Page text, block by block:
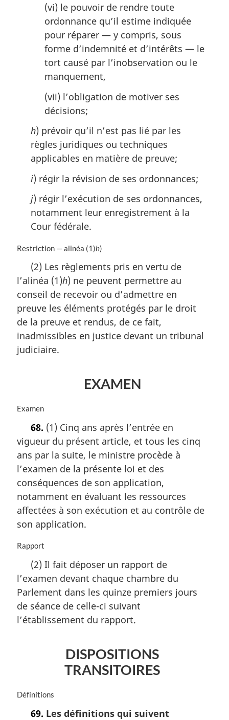
(vi) le pouvoir de rendre toute
ordonnance qu’il estime indiquée
pour réparer — y compris, sous
forme d’indemnité et d’intérêts — le
tort causé par l’inobservation ou le
manquement,
(vii) l’obligation de motiver ses
décisions;
h) prévoir qu’il n’est pas lié par les
règles juridiques ou techniques
applicables en matière de preuve;
i) régir la révision de ses ordonnances;
j) régir l’exécution de ses ordonnances,
notamment leur enregistrement à la
Cour fédérale.
N
e
m
r
g
i
n
a
Restriction — alinéa (1)h)
(2) Les règlements pris en vertu de
l’alinéa (1)h) ne peuvent permettre au
conseil de recevoir ou d’admettre en
preuve les éléments protégés par le droit
de la preuve et rendus, de ce fait,
inadmissibles en justice devant un tribunal
judiciaire.
EXAMEN
N
e
m
r
g
i
a
l
:
Examen
68. (1) Cinq ans après l’entrée en
vigueur du présent article, et tous les cinq
ans par la suite, le ministre procède à
l’examen de la présente loi et des
conséquences de son application,
notamment en évaluant les ressources
affectées à son exécution et au contrôle de
son application.
N
e
m
r
g
Rapport
(2) Il fait déposer un rapport de
l’examen devant chaque chambre du
Parlement dans les quinze premiers jours
de séance de celle-ci suivant
l’établissement du rapport.
DISPOSITIONS
TRANSITOIRES
N
Définitions
69. Les définitions qui suivent